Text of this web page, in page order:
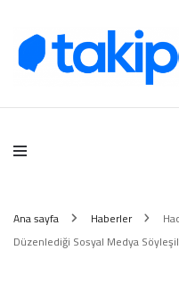
Takipera
Ana sayfa Haberler
Düzenlediği Sosyal Medya